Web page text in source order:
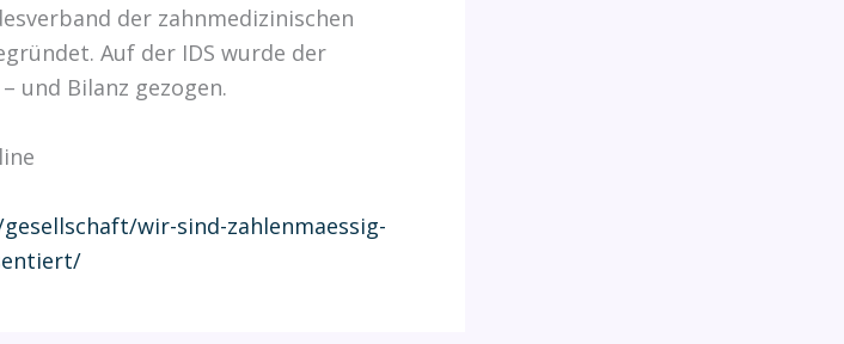
der zahnmedizinischen
Auf der IDS wurde der
und Bilanz gezogen.
wir-sind-zahlenmaessig-